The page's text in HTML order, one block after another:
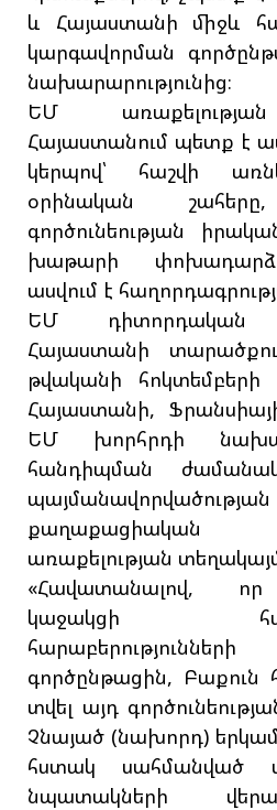
և Հայաստանի միջև
կարգավորման
նախարարությունից։
ԵՄ
Հայաստանում պետք է
կերպով՝ հաշվի
օրինական շահերը,
գործունեության
խաթարի փոխադարձ
ասվում է
ԵՄ դիտորդական
Հայաստանի
թվականի հոկտեմբերի
Հայաստանի,
ԵՄ խորհրդի
հանդիպման
քաղաքացիական
առաքելության
«Հավատանալով, որ
կաջակցի հայ-
գործընթացին, Բաքուն
տվել այդ
Չնայած (նախորդ)
հստակ սահմանված
նպատակների